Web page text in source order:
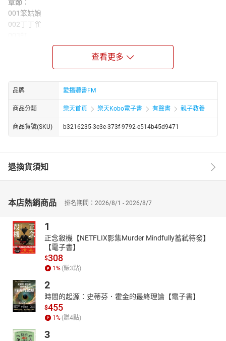
章節：
001笨姑娘
002丁丁雀
007小鳥與老鳥
008小蝸牛
010雁雁
011耶誔歌
012月姐姐
015還是一個一
016兩頭麻雀
018誰的本領強
020小工程師
021小丫頭
022楊梅姑娘
025猜花謎
026吃飯靠自己
027道中秋
028鼓
030三輪車
查看更多
品牌 愛播聽書FM
商品分類 樂天首頁 樂天Kobo電子書 有聲書 親子教養
商品貨號(SKU) b3216235-3e3e-373f-9792-e514b45d9471
退換貨須知
本店熱銷商品 排名期間：2026/8/1 - 2026/8/7
1
正念殺機【NETFLIX影集Murder Mindfully蓄弒待發】
【電子書】
$308
1 % (賺3點)
2
時間的起源：史蒂芬．霍金的最終理論【電子書】
$455
1 % (賺4點)
3